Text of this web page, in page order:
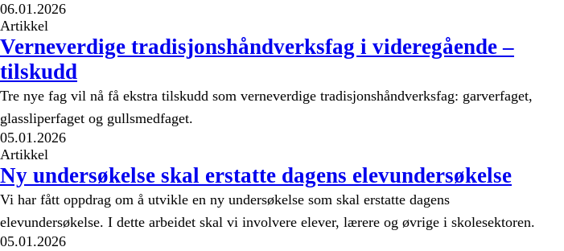
06.01.2026
Artikkel
Verneverdige tradisjonshåndverksfag i videregående –
tilskudd
Tre nye fag vil nå få ekstra tilskudd som verneverdige tradisjonshåndverksfag: garverfaget,
glassliperfaget og gullsmedfaget.
05.01.2026
Artikkel
Ny undersøkelse skal erstatte dagens elevundersøkelse
Vi har fått oppdrag om å utvikle en ny undersøkelse som skal erstatte dagens
elevundersøkelse. I dette arbeidet skal vi involvere elever, lærere og øvrige i skolesektoren.
05.01.2026